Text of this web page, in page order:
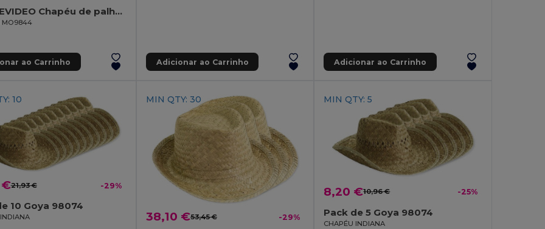
MONTEVIDEO Chapéu de palha natural
MO9844
ao Carrinho Adicionar ao Carrinho Adicionar ao Carrinho
10
€21,93 € -29%
10 Goya 98074
MIN QTY: 30
38,10 €53,45 € -29%
MIN QTY: 5
8,20 €10,96 € -25%
Pack de 5 Goya 98074
CHAPÉU INDIANA